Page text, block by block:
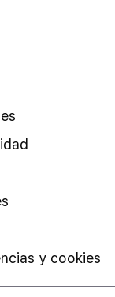
y cookies